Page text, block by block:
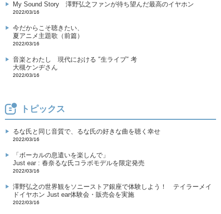
My Sound Story 澤野弘之ファンが待ち望んだ最高のイヤホン
2022/03/16
今だからこそ聴きたい、
夏アニメ主題歌（前篇）
2022/03/16
音楽とわたし 現代における ″生ライブ″ 考
大槻ケンヂさん
2022/03/16
トピックス
るな氏と同じ音質で、るな氏の好きな曲を聴く幸せ
2022/03/16
「ボーカルの息遣いを楽しんで」
Just ear : 春奈るな氏コラボモデルを限定発売
2022/03/16
澤野弘之の世界観をソニーストア銀座で体験しよう！ テイラーメイ
ドイヤホン Just ear体験会・販売会を実施
2022/03/16